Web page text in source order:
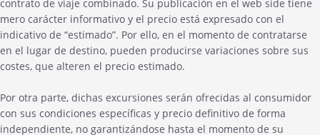
contrato de viaje combinado. Su publicación en el web side tiene
mero carácter informativo y el precio está expresado con el
indicativo de “estimado”. Por ello, en el momento de contratarse
en el lugar de destino, pueden producirse variaciones sobre sus
costes, que alteren el precio estimado.
Por otra parte, dichas excursiones serán ofrecidas al consumidor
con sus condiciones específicas y precio definitivo de forma
independiente, no garantizándose hasta el momento de su